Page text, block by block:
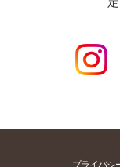
プライバシ